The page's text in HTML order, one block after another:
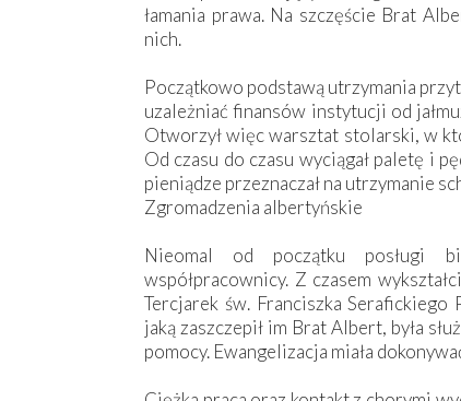
łamania prawa. Na szczęście Brat
nich.
Początkowo podstawą utrzymania
uzależniać finansów instytucji od
Otworzył więc warsztat stolarski, w
Od czasu do czasu wyciągał paletę i
pieniądze przeznaczał na utrzymanie
Zgromadzenia albertyńskie
Nieomal od początku posługi
współpracownicy. Z czasem
Tercjarek św. Franciszka Serafickiego
jaką zaszczepił im Brat Albert, była
pomocy. Ewangelizacja miała